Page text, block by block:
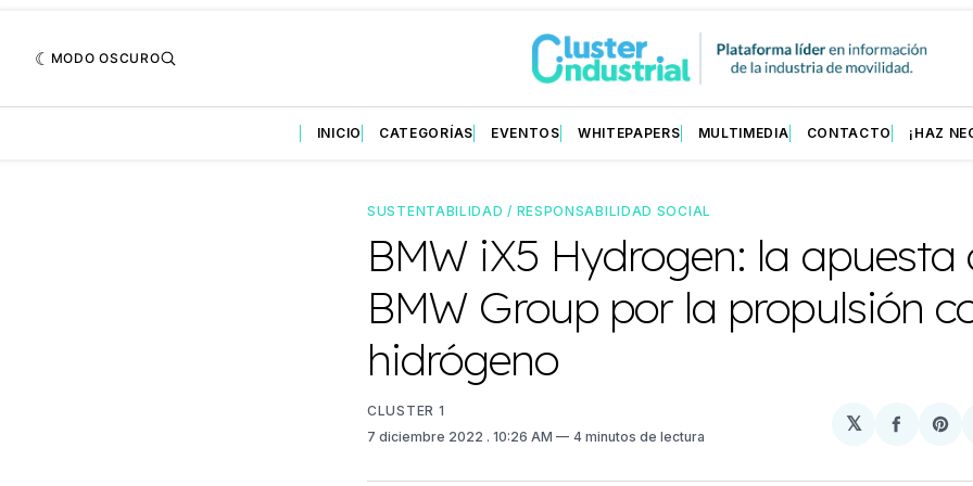
MODO OSCURO
INICIO CATEGORÍAS EVENTOS WHITEPAPERS MULTIMEDIA CONTACTO ¡HAZ
SUSTENTABILIDAD / RESPONSABILIDAD SOCIAL
BMW iX5 Hydrogen: la apuesta
BMW Group por la propulsión
hidrógeno
CLUSTER 1
7 diciembre 2022 . 10:26 AM 4 minutos de lectura
𝕏